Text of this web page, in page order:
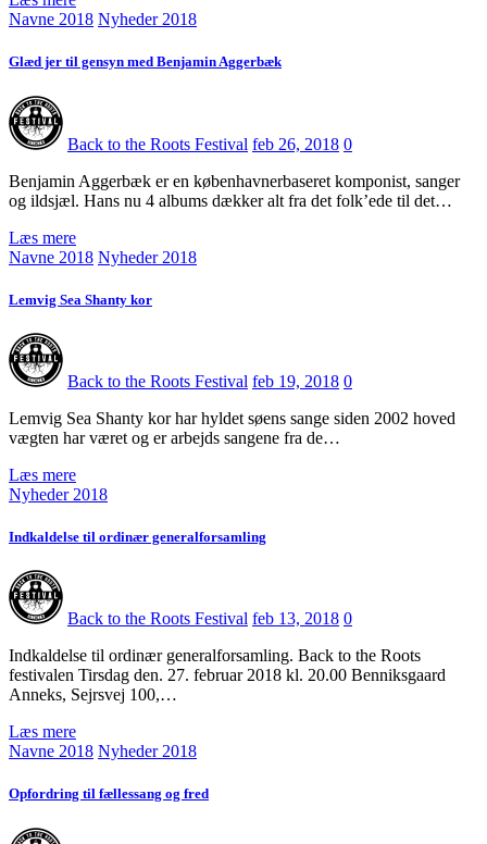
Navne 2018 Nyheder 2018
Glæd jer til gensyn med Benjamin Aggerbæk
Back to the Roots Festival feb 26, 2018 0
Benjamin Aggerbæk er en københavnerbaseret komponist, sanger
og ildsjæl. Hans nu 4 albums dækker alt fra det folk’ede til det…
Læs mere
Navne 2018 Nyheder 2018
Lemvig Sea Shanty kor
Back to the Roots Festival feb 19, 2018 0
Lemvig Sea Shanty kor har hyldet søens sange siden 2002 hoved
vægten har været og er arbejds sangene fra de…
Læs mere
Nyheder 2018
Indkaldelse til ordinær generalforsamling
Back to the Roots Festival feb 13, 2018 0
Indkaldelse til ordinær generalforsamling. Back to the Roots
festivalen Tirsdag den. 27. februar 2018 kl. 20.00 Benniksgaard
Anneks, Sejrsvej 100,…
Læs mere
Navne 2018 Nyheder 2018
Opfordring til fællessang og fred